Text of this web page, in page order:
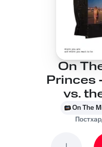
On
Princes
vs.
On The